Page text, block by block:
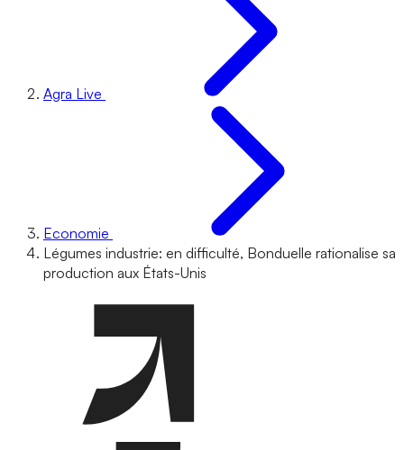
Agra Live
Economie
Légumes industrie: en difficulté, Bonduelle rationalise sa
production aux États-Unis